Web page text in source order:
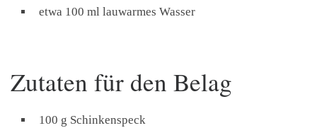
etwa 100 ml lauwarmes Wasser
Zutaten für den Belag
100 g Schinkenspeck